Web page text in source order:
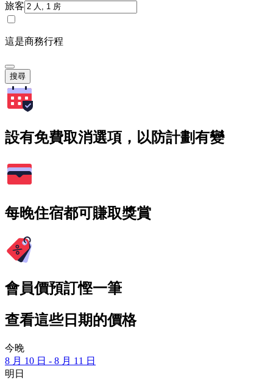
旅客
這是商務行程
搜尋
設有免費取消選項，以防計劃有變
每晚住宿都可賺取獎賞
會員價預訂慳一筆
查看這些日期的價格
今晚
8 月 10 日 - 8 月 11 日
明日